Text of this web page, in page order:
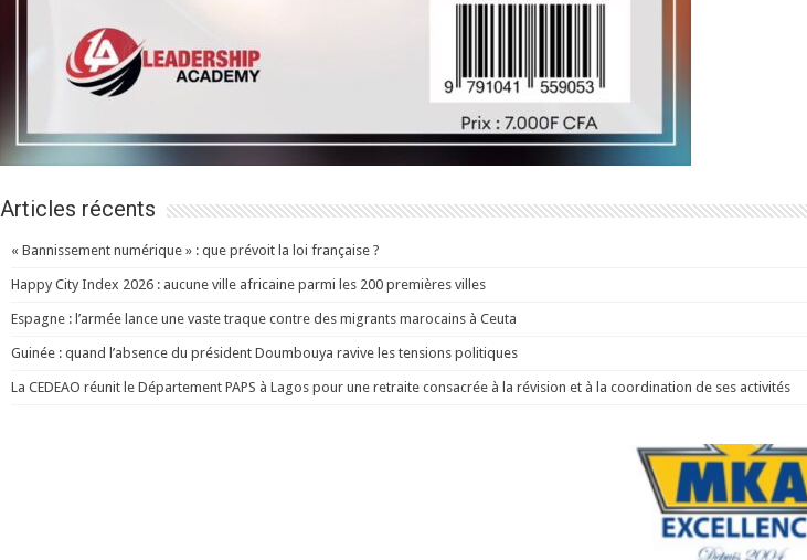
Articles récents
« Bannissement numérique » : que prévoit la loi française ?
Happy City Index 2026 : aucune ville africaine parmi les 200 premières villes
Espagne : l’armée lance une vaste traque contre des migrants marocains à Ceuta
Guinée : quand l’absence du président Doumbouya ravive les tensions politiques
La CEDEAO réunit le Département PAPS à Lagos pour une retraite consacrée à la révision et à la coordination de ses activités